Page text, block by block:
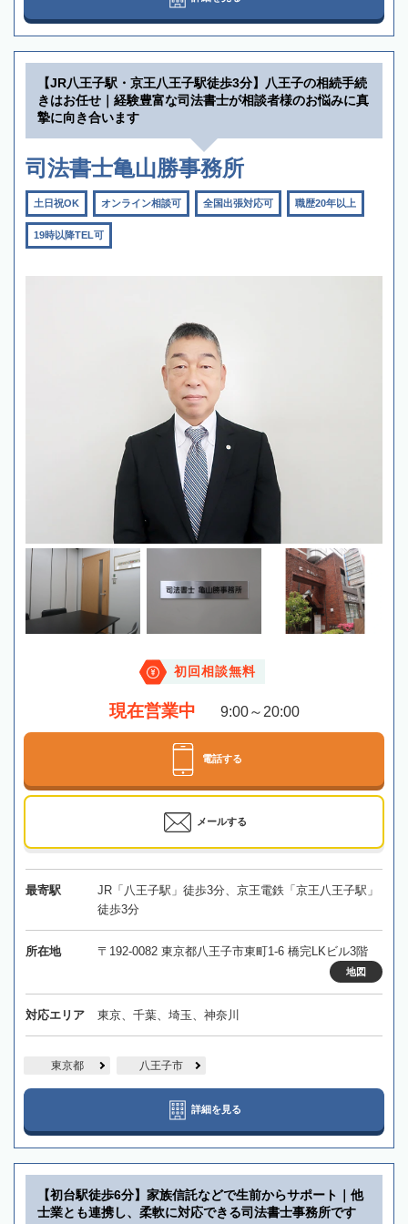
【JR八王子駅・京王八王子駅徒歩3分】八王子の相続手続
きはお任せ｜経験豊富な司法書士が相談者様のお悩みに真
摯に向き合います
司法書士亀山勝事務所
土日祝OK オンライン相談可 全国出張対応可 職歴20年以上
19時以降TEL可
初回相談無料
現在営業中 9:00～20:00
電話する
メールする
最寄駅
JR「八王子駅」徒歩3分、京王電鉄「京王八王子駅」
徒歩3分
所在地 〒192-0082 東京都八王子市東町1-6 橋完LKビル3階
地図
対応エリア 東京、千葉、埼玉、神奈川
東京都 八王子市
詳細を見る
【初台駅徒歩6分】家族信託などで生前からサポート｜他
士業とも連携し、柔軟に対応できる司法書士事務所です